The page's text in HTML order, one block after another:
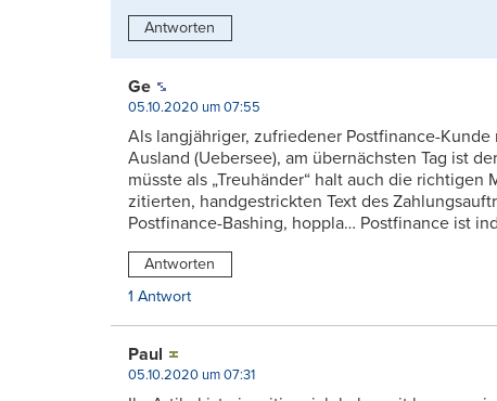
Antworten
Ge
05.10.2020 um 07:55
Als langjähriger, zufriedener Postfinance-
Ausland (Uebersee), am übernächsten Tag ist
müsste als „Treuhänder“ halt auch die
zitierten, handgestrickten Text des
Postfinance-Bashing, hoppla… Postfinance ist
Antworten
1 Antwort
Paul
05.10.2020 um 07:31